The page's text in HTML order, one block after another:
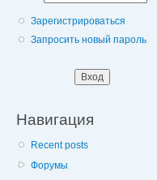
Зарегистрироваться
Запросить новый пароль
Навигация
Recent posts
Форумы